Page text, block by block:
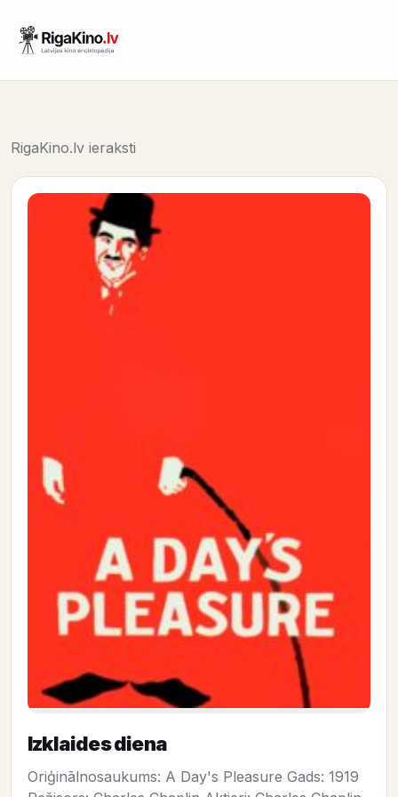
RigaKino.lv ieraksti
Izklaides diena
Oriģinālnosaukums: A Day's Pleasure Gads: 1919